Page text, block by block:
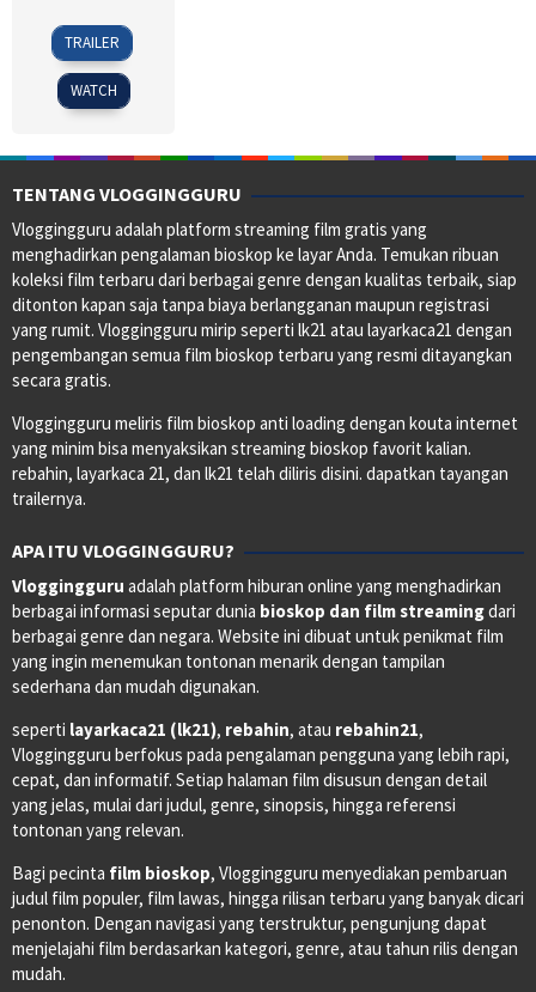
1
Sep
2018
Shinichiro
Ushijima
TRAILER
WATCH
TENTANG VLOGGINGGURU
Vloggingguru adalah platform streaming film gratis yang
menghadirkan pengalaman bioskop ke layar Anda. Temukan ribuan
koleksi film terbaru dari berbagai genre dengan kualitas terbaik, siap
ditonton kapan saja tanpa biaya berlangganan maupun registrasi
yang rumit. Vloggingguru mirip seperti lk21 atau layarkaca21 dengan
pengembangan semua film bioskop terbaru yang resmi ditayangkan
secara gratis.
Vloggingguru meliris film bioskop anti loading dengan kouta internet
yang minim bisa menyaksikan streaming bioskop favorit kalian.
rebahin, layarkaca 21, dan lk21 telah diliris disini. dapatkan tayangan
trailernya.
APA ITU VLOGGINGGURU?
Vloggingguru adalah platform hiburan online yang menghadirkan
berbagai informasi seputar dunia bioskop dan film streamingdari
berbagai genre dan negara. Website ini dibuat untuk penikmat film
yang ingin menemukan tontonan menarik dengan tampilan
sederhana dan mudah digunakan.
seperti layarkaca21 (lk21), rebahin, atau rebahin21,
Vloggingguru berfokus pada pengalaman pengguna yang lebih rapi,
cepat, dan informatif. Setiap halaman film disusun dengan detail
yang jelas, mulai dari judul, genre, sinopsis, hingga referensi
tontonan yang relevan.
Bagi pecinta film bioskop, Vloggingguru menyediakan pembaruan
judul film populer, film lawas, hingga rilisan terbaru yang banyak dicari
penonton. Dengan navigasi yang terstruktur, pengunjung dapat
menjelajahi film berdasarkan kategori, genre, atau tahun rilis dengan
mudah.